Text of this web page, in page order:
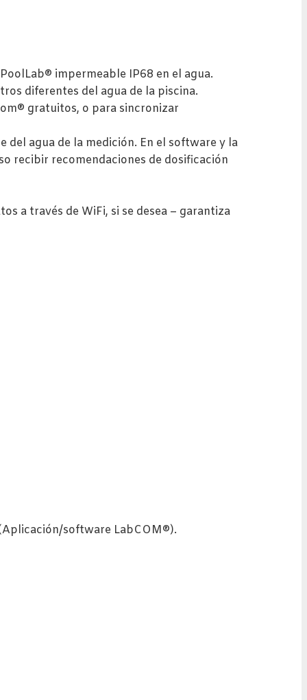
impermeable IP68 en el agua.
diferentes del agua de la piscina.
gratuitos, o para sincronizar
del agua de la medición. En el software y la
recibir recomendaciones de dosificación
a través de WiFi, si se desea – garantiza
software LabCOM®).